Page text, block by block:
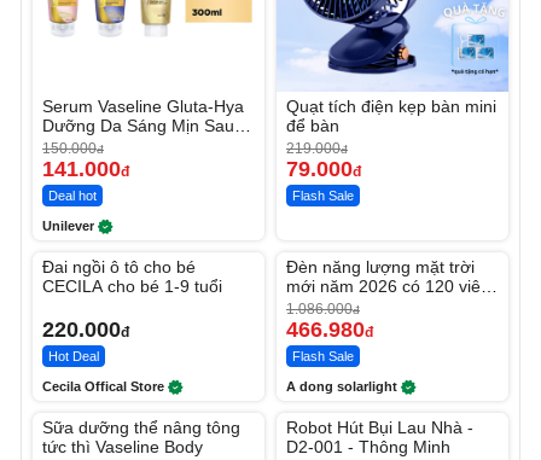
Serum Vaseline Gluta-Hya
Dưỡng Da Sáng Mịn Sau 7
Ngày
150.000đ
141.000đ
Deal hot
Unilever
Quạt tích điện kẹp bàn mini
để bàn
219.000đ
79.000đ
Flash Sale
Đai ngồi ô tô cho bé
CECILA cho bé 1-9 tuổi
220.000đ
Hot Deal
Cecila Offical Store
-56%
Đèn năng lượng mặt trời
mới năm 2026 có 120 viên
LED lớn
1.086.000đ
466.980đ
Flash Sale
A dong solarlight
-27%
Sữa dưỡng thể nâng tông
tức thì Vaseline Body
-26%
Robot Hút Bụi Lau Nhà -
D2-001 - Thông Minh